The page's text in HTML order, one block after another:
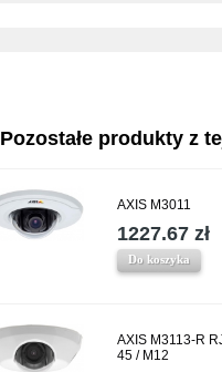
Pozostałe produkty z
AXIS M3011
1227.67 zł
Do koszyka
AXIS M3113-R
45 / M12